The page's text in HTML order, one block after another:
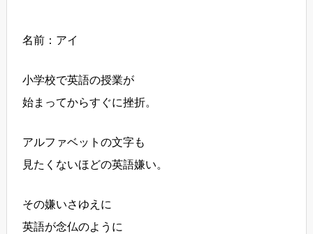
名前：アイ
小学校で英語の授業が
始まってからすぐに挫折。
アルファベットの文字も
見たくないほどの英語嫌い。
その嫌いさゆえに
英語が念仏のように